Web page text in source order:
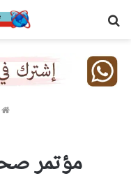
مؤتمر